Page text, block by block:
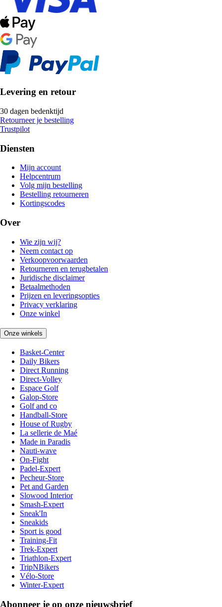
Levering en retour
30 dagen bedenktijd
Retourneer je bestelling
Trustpilot
Diensten
Mijn account
Helpcentrum
Volg mijn bestelling
Bestelling retourneren
Kortingscodes
Over
Wie zijn wij?
Neem contact op
Verkoopvoorwaarden
Retourneren en terugbetalen
Juridische disclaimer
Betaalmethoden
Prijzen en leveringsopties
Privacy verklaring
Onze winkel
Onze winkels
Basket-Center
Daily Bikers
Direct Running
Direct-Volley
Espace Golf
Galop-Store
Golf and co
Handball-Store
House of Rugby
La sellerie de Maé
Made in Paradis
Nauti-wave
On-Fight
Padel-Expert
Pecheur-Store
Pet and Garden
Slowood Interior
Smash-Expert
Sneak'In
Sneakids
Sport is good
Training-Fit
Trek-Expert
Triathlon-Expert
TripNBikers
Vélo-Store
Winter-Expert
Abonneer je op onze nieuwsbrief